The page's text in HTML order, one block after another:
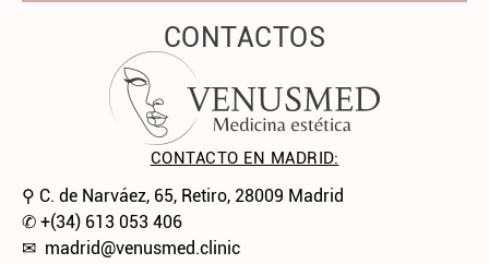
CONTACTOS
CONTACTO EN MADRID:
⚲ C. de Narváez, 65, Retiro, 28009 Madrid
✆ +(34) 613 053 406
✉ madrid@venusmed.clinic